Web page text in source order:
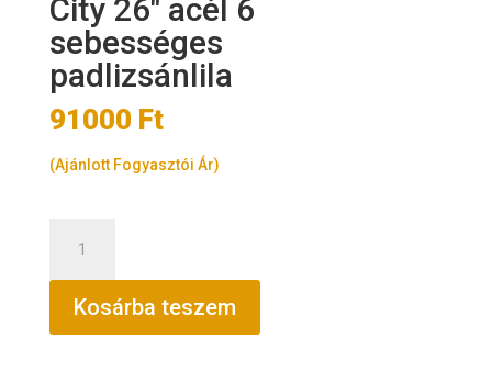
City 26″ acél 6
sebességes
padlizsánlila
91000 Ft
(Ajánlott Fogyasztói Ár)
26"
acél
6
Kosárba teszem